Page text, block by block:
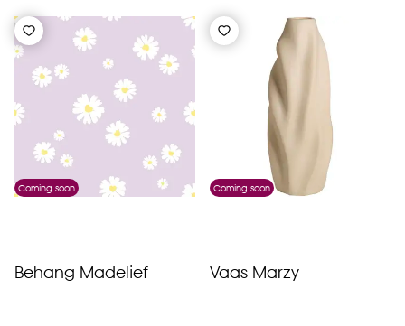
Coming soon
Behang Madelief
Coming soon
Vaas Marzy